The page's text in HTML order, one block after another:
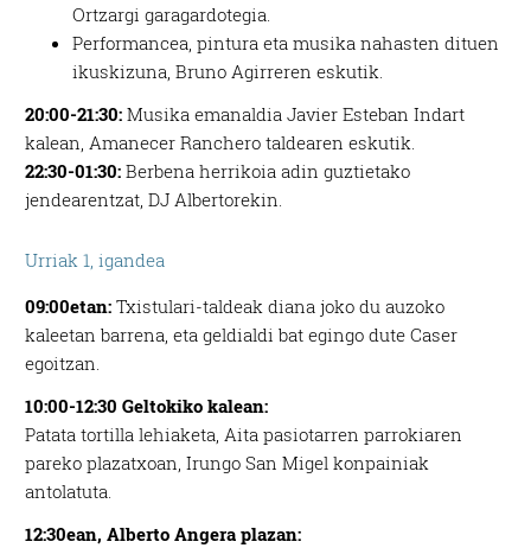
Ortzargi garagardotegia.
Performancea, pintura eta musika nahasten dituen
ikuskizuna, Bruno Agirreren eskutik.
20:00-21:30:Musika emanaldia Javier Esteban Indart
kalean, Amanecer Ranchero taldearen eskutik.
22:30-01:30:Berbena herrikoia adin guztietako
jendearentzat, DJ Albertorekin.
Urriak 1, igandea
09:00etan:Txistulari-taldeak diana joko du auzoko
kaleetan barrena, eta geldialdi bat egingo dute Caser
egoitzan.
10:00-12:30 Geltokiko kalean:
Patata tortilla lehiaketa, Aita pasiotarren parrokiaren
pareko plazatxoan, Irungo San Migel konpainiak
antolatuta.
12:30ean, Alberto Angera plazan: